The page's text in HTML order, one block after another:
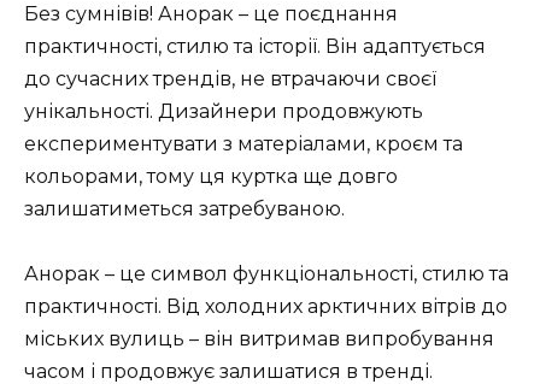
Без сумнівів! Анорак – це поєднання
практичності, стилю та історії. Він адаптується
до сучасних трендів, не втрачаючи своєї
унікальності. Дизайнери продовжують
експериментувати з матеріалами, кроєм та
кольорами, тому ця куртка ще довго
залишатиметься затребуваною.
Анорак – це символ функціональності, стилю та
практичності. Від холодних арктичних вітрів до
міських вулиць – він витримав випробування
часом і продовжує залишатися в тренді.